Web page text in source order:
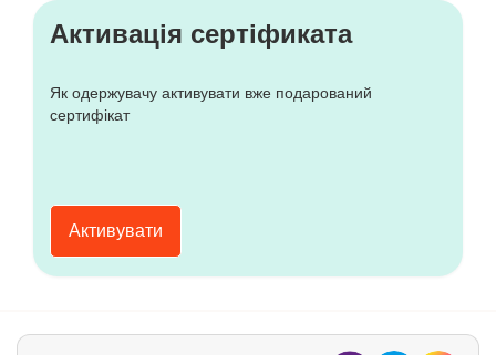
Активація сертіфиката
Як одержувачу активувати вже подарований
сертифікат
Активувати